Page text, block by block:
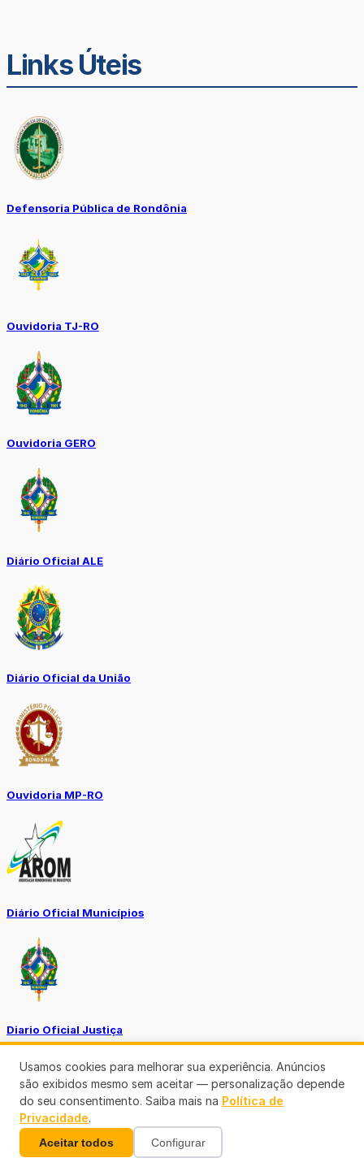
Links Úteis
Defensoria Pública de Rondônia
Ouvidoria TJ-RO
Ouvidoria GERO
Diário Oficial ALE
Diário Oficial da União
Ouvidoria MP-RO
Diário Oficial Municípios
Diario Oficial Justiça
SINE Municipal
Usamos cookies para melhorar sua experiência. Anúncios
são exibidos mesmo sem aceitar — personalização depende
do seu consentimento. Saiba mais na Política de
Privacidade.
Aceitar todos Configurar